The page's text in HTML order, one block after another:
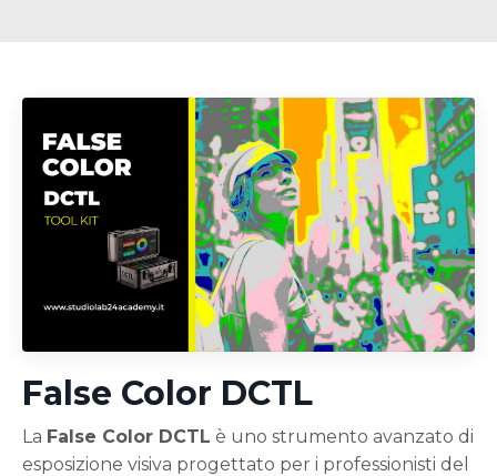
False Color DCTL
La False Color DCTL è uno strumento avanzato di
esposizione visiva progettato per i professionisti del